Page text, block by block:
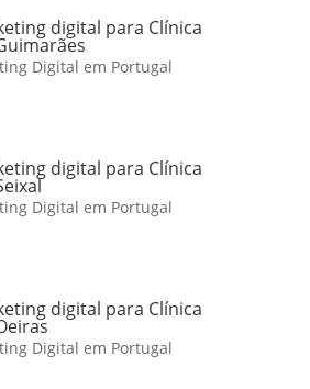
digital para Clínica
Digital em Portugal
digital para Clínica
Digital em Portugal
digital para Clínica
Digital em Portugal